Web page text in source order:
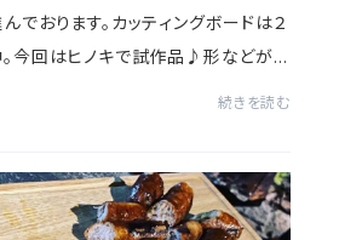
でおります。カッティングボードは２
今回はヒノキで試作品♪形などが
続きを読む